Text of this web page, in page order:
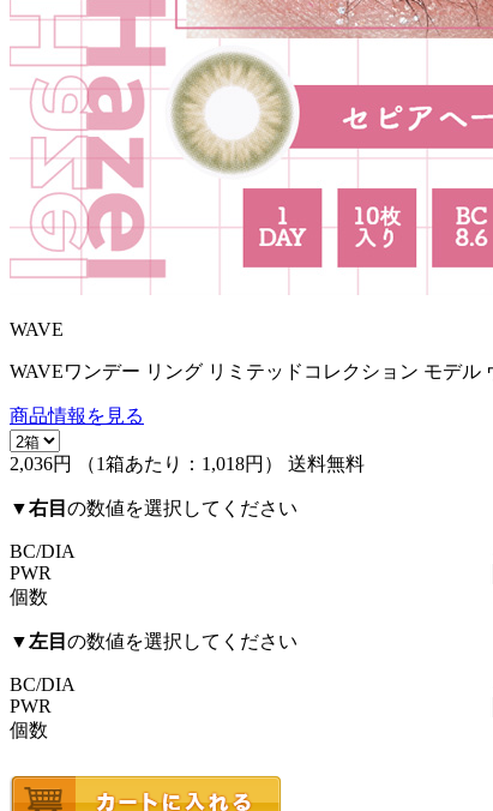
WAVE
WAVEワンデー リング リミテッドコレクション モデル
商品情報を見る
2,036円 （1箱あたり： 1,018円 ） 送料無料
▼右目 の数値を選択してください
BC/DIA
PWR
個数
▼左目 の数値を選択してください
BC/DIA
PWR
個数